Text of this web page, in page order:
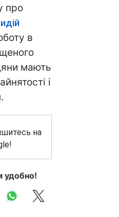
про
в
мають
і
на
удобно!